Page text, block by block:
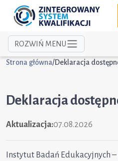
ROZWIŃ MENU
Strona główna/Deklaracja
Deklaracja
Aktualizacja:07.08.2026
Instytut Badań Edukacyjnych